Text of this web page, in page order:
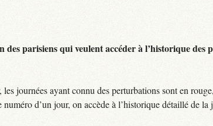
parisiens qui veulent accéder à l’historique
journées ayant connu des perturbations sont en
d’un jour, on accède à l’historique détaillé de la